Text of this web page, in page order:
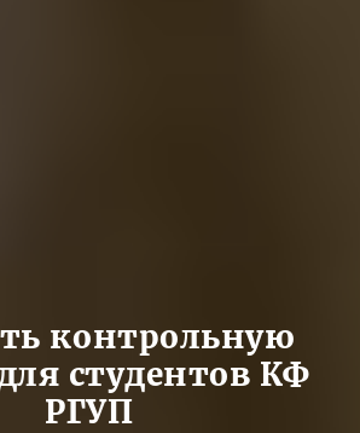
контрольную
студентов КФ
РГУП